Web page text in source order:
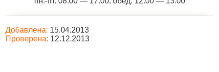
Добавлена: 15.04.2013
Проверена: 12.12.2013